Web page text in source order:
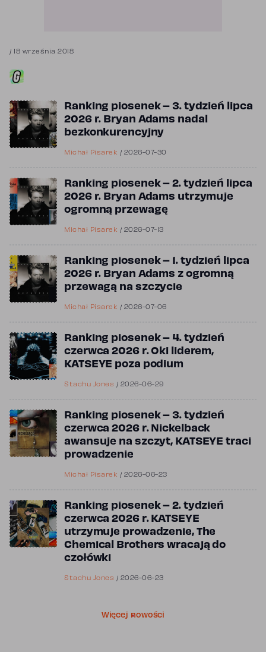
/ 18 września 2018
Ranking piosenek – 3. tydzień lipca
2026 r. Bryan Adams nadal
bezkonkurencyjny
Michał Pisarek / 2026-07-30
Ranking piosenek – 2. tydzień lipca
2026 r. Bryan Adams utrzymuje
ogromną przewagę
Michał Pisarek / 2026-07-13
Ranking piosenek – 1. tydzień lipca
2026 r. Bryan Adams z ogromną
przewagą na szczycie
Michał Pisarek / 2026-07-06
Ranking piosenek – 4. tydzień
czerwca 2026 r. Oki liderem,
KATSEYE poza podium
Stachu Jones / 2026-06-29
Ranking piosenek – 3. tydzień
czerwca 2026 r. Nickelback
awansuje na szczyt, KATSEYE traci
prowadzenie
Michał Pisarek / 2026-06-23
Ranking piosenek – 2. tydzień
czerwca 2026 r. KATSEYE
utrzymuje prowadzenie, The
Chemical Brothers wracają do
czołówki
Stachu Jones / 2026-06-23
Więcej nowości